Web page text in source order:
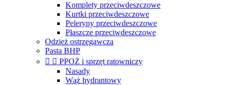
Komplety przeciwdeszczowe
Kurtki przeciwdeszczowe
Peleryny przeciwdeszczowe
Płaszcze przeciwdeszczowe
Odzież ostrzegawcza
Pasta BHP
  PPOŻ i sprzęt ratowniczy
Nasady
Wąż hydrantowy